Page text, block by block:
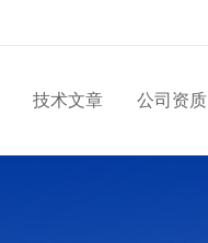
技术文章 公司资质